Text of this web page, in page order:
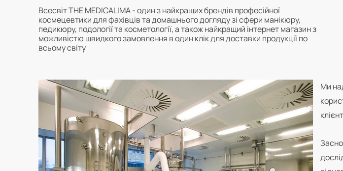
Всесвіт THE MEDICALIMA - один з найкращих брендів професійної
космецевтики для фахівців та домашнього догляду зі сфери манікюру,
педикюру, подології та косметології, а також найкращий інтернет магазин з
можливістю швидкого замовлення в один клік для доставки продукції по
всьому світу
Ми